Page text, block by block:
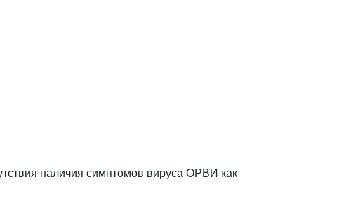
наличия симптомов вируса ОРВИ как